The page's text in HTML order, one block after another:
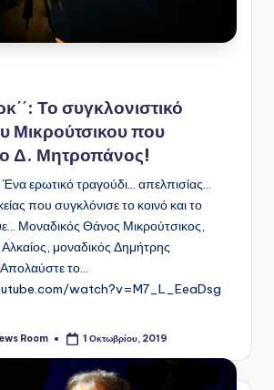
Το συγκλονιστικό
Μικρούτσικου που
Δ. Μητροπάνος!
ερωτικό τραγούδι... απελπισίας...
που συγκλόνισε το κοινό και το
Μοναδικός Θάνος Μικρούτσικος,
μοναδικός Δημήτρης
το...
watch?v=M7_L_EeaDsg
Room 1 Οκτωβρίου, 2019